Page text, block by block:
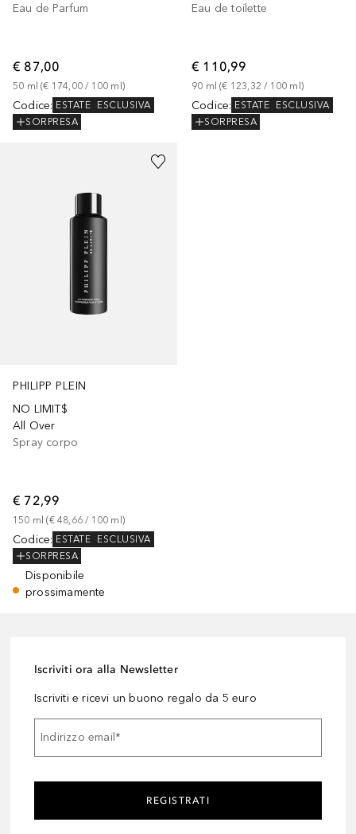
Eau de Parfum
€ 87,00
50 ml (€ 174,00 / 100 ml)
Codice: ESTATE
ESCLUSIVA
SORPRESA
Eau de toilette
€ 110,99
90 ml (€ 123,32 / 100 ml)
Codice: ESTATE
ESCLUSIVA
SORPRESA
PHILIPP PLEIN
NO LIMIT$
All Over
Spray corpo
€ 72,99
150 ml (€ 48,66 / 100 ml )
Codice: ESTATE
ESCLUSIVA
SORPRESA
Disponibile
prossimamente
Iscriviti ora alla Newsletter
Iscriviti e ricevi un buono regalo da 5 euro
Indirizzo email*
REGISTRATI